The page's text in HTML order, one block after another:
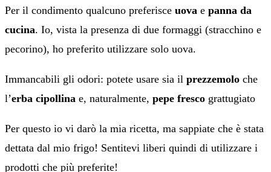
Per il condimento qualcuno preferisce uova e panna da
cucina. Io, vista la presenza di due formaggi (stracchino e
pecorino), ho preferito utilizzare solo uova.
Immancabili gli odori: potete usare sia il prezzemolo che
l’erba cipollina e, naturalmente, pepe fresco grattugiato
Per questo io vi darò la mia ricetta, ma sappiate che è stata
dettata dal mio frigo! Sentitevi liberi quindi di utilizzare i
prodotti che più preferite!